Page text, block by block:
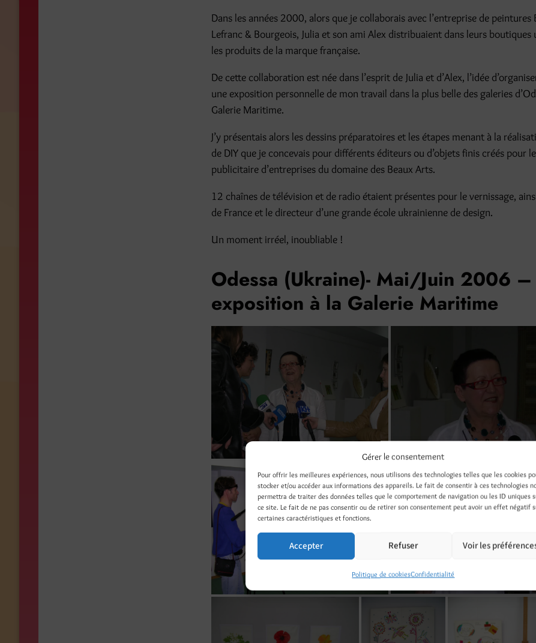
Gérer le consentement
Pour offrir les meilleures expériences, nous utilisons des technologies telles que les cookies
stocker et/ou accéder aux informations des appareils. Le fait de consentir à ces technologies
permettra de traiter des données telles que le comportement de navigation ou les ID uniques
ce site. Le fait de ne pas consentir ou de retirer son consentement peut avoir un effet négatif
certaines caractéristiques et fonctions.
Accepter Refuser Voir les
Politique de cookiesConfidentialité
Dans les années 2000, alors que je collaborais avec l’entreprise de peintures
Lefranc & Bourgeois, Julia et son ami Alex distribuaient dans leurs boutiques
les produits de la marque française.
De cette collaboration est née dans l’esprit de Julia et d’Alex, l’idée
une exposition personnelle de mon travail dans la plus belle des galeries
Galerie Maritime.
J’y présentais alors les dessins préparatoires et les étapes menant à la
de DIY que je concevais pour différents éditeurs ou d’objets finis créés pour
publicitaire d’entreprises du domaine des Beaux Arts.
12 chaînes de télévision et de radio étaient présentes pour le vernissage,
de France et le directeur d’une grande école ukrainienne de design.
Un moment irréel, inoubliable !
Odessa (Ukraine)- Mai/Juin 2006 –
exposition à la Galerie Maritime